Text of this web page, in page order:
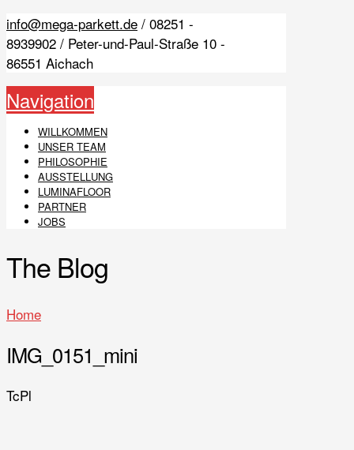
info@mega-parkett.de / 08251 -
8939902 / Peter-und-Paul-Straße 10 -
86551 Aichach
Navigation
WILLKOMMEN
UNSER TEAM
PHILOSOPHIE
AUSSTELLUNG
LUMINAFLOOR
PARTNER
JOBS
The Blog
Home
IMG_0151_mini
TcPl